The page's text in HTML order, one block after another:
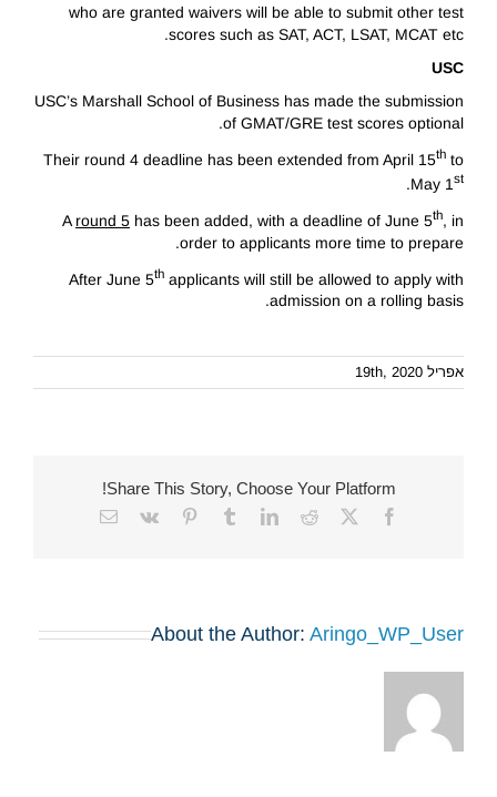
who are granted waivers will be able to submit other test
scores such as SAT, ACT, LSAT, MCAT etc.
USC
USC’s Marshall School of Business has made the submission
of GMAT/GRE test scores optional.
Their round 4 deadline has been extended from April 15th to
May 1st
.
A round 5 has been added, with a deadline of June 5th, in
order to applicants more time to prepare.
After June 5th applicants will still be allowed to apply with
admission on a rolling basis.
אפריל 19th, 2020
Share This Story, Choose Your Platform!
Facebook
X
Reddit
LinkedIn
Tumblr
Pinterest
Vk
Email
About the Author: Aringo_WP_User